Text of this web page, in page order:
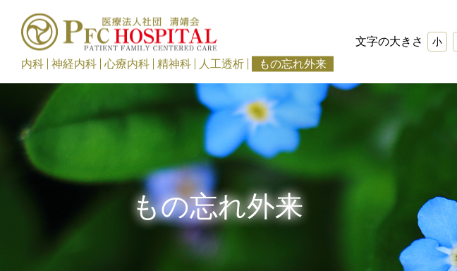
文字の大きさ 小
内科 神経内科 心療内科 精神科 人工透析 もの忘れ外来
もの忘れ外来